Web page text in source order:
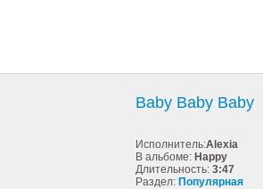
Baby Baby Baby
Исполнитель:Alexia
В альбоме: Happy
Длительность: 3:47
Раздел: Популярная